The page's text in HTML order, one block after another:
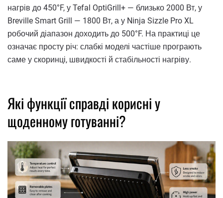
нагрів до 450°F, у Tefal OptiGrill+ — близько 2000 Вт, у
Breville Smart Grill — 1800 Вт, а у Ninja Sizzle Pro XL
робочий діапазон доходить до 500°F. На практиці це
означає просту річ: слабкі моделі частіше програють
саме у скоринці, швидкості й стабільності нагріву.
Які функції справді корисні у
щоденному готуванні?